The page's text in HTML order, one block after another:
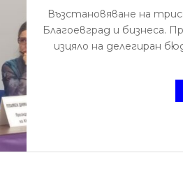
Възстановяване на
Благоевград и бизнеса.
изцяло на делегиран